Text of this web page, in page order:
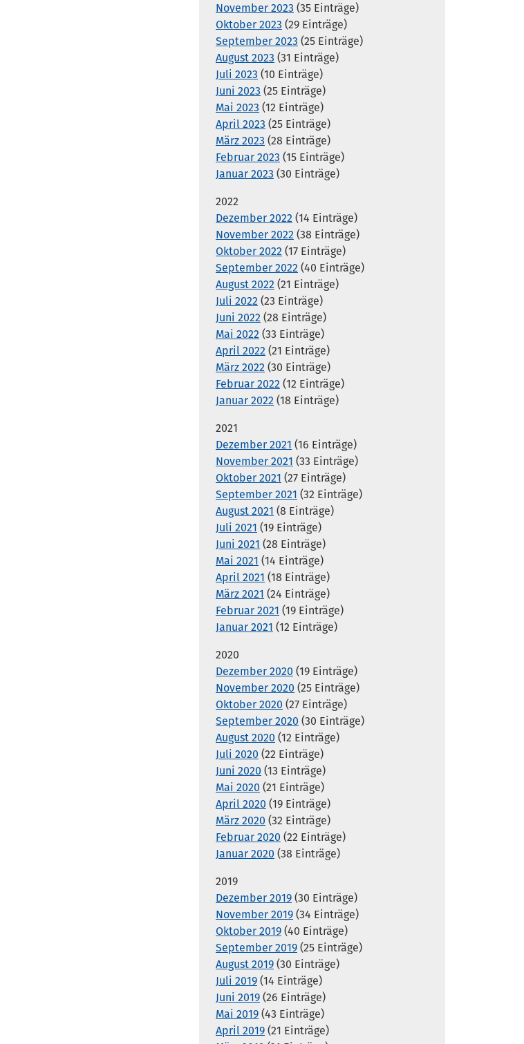
November 2023 (35 Einträge)
Oktober 2023 (29 Einträge)
September 2023 (25 Einträge)
August 2023 (31 Einträge)
Juli 2023 (10 Einträge)
Juni 2023 (25 Einträge)
Mai 2023 (12 Einträge)
April 2023 (25 Einträge)
März 2023 (28 Einträge)
Februar 2023 (15 Einträge)
Januar 2023 (30 Einträge)
2022
Dezember 2022 (14 Einträge)
November 2022 (38 Einträge)
Oktober 2022 (17 Einträge)
September 2022 (40 Einträge)
August 2022 (21 Einträge)
Juli 2022 (23 Einträge)
Juni 2022 (28 Einträge)
Mai 2022 (33 Einträge)
April 2022 (21 Einträge)
März 2022 (30 Einträge)
Februar 2022 (12 Einträge)
Januar 2022 (18 Einträge)
2021
Dezember 2021 (16 Einträge)
November 2021 (33 Einträge)
Oktober 2021 (27 Einträge)
September 2021 (32 Einträge)
August 2021 (8 Einträge)
Juli 2021 (19 Einträge)
Juni 2021 (28 Einträge)
Mai 2021 (14 Einträge)
April 2021 (18 Einträge)
März 2021 (24 Einträge)
Februar 2021 (19 Einträge)
Januar 2021 (12 Einträge)
2020
Dezember 2020 (19 Einträge)
November 2020 (25 Einträge)
Oktober 2020 (27 Einträge)
September 2020 (30 Einträge)
August 2020 (12 Einträge)
Juli 2020 (22 Einträge)
Juni 2020 (13 Einträge)
Mai 2020 (21 Einträge)
April 2020 (19 Einträge)
März 2020 (32 Einträge)
Februar 2020 (22 Einträge)
Januar 2020 (38 Einträge)
2019
Dezember 2019 (30 Einträge)
November 2019 (34 Einträge)
Oktober 2019 (40 Einträge)
September 2019 (25 Einträge)
August 2019 (30 Einträge)
Juli 2019 (14 Einträge)
Juni 2019 (26 Einträge)
Mai 2019 (43 Einträge)
April 2019 (21 Einträge)